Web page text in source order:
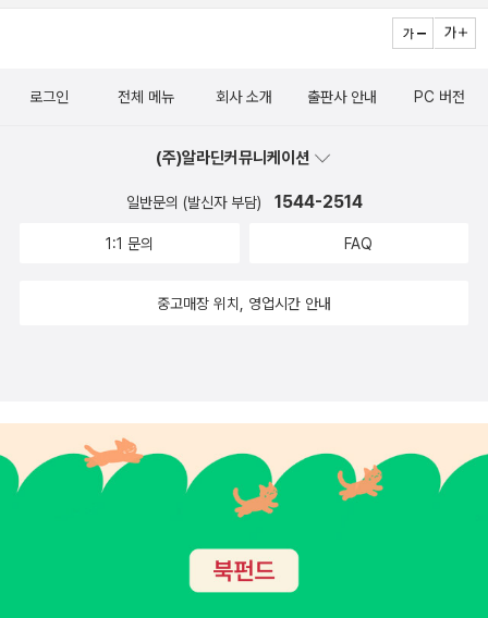
는 두려움이 몰려온다....나의 욕구를 표현하고 다른 사람의 욕구
와 연결될 때 우리는 서로 만족할 수 있게 되고, 서로 만족하는 방
졸업하고, 다시 신학교에 가서 목사가 되었다. 그녀는 가출여자청
의 방향을 그렇게 바꾼 것에 대해 친구들은 의아해했다. 그 길이
분명 힘들 것임을 알기에, 그동안 곱게 자란 그녀가 왜 그런 선택
일 때, 그녀는 가끔씩 나를 찾아와 내가 해주는 밥을 먹으며 쉼터
났다. “친구야, 그동안 고생 많았고, 너 정말 장하다!”
대해야하고, 한 인격체로서 온전히 인정해 줄 때 가능하다는 것이
반드시 필요하는 점을 기억할 필요가 있다.필자의 눈에 띄는 부분
히 공감의 대화를 하라는 말은 근래에 들어와 강하게 다가오는 부
분이다. 저자는 공감을 '당신의 존재라는 선물을 주는 것'이라고
이나 분석, 암시를 하지 않으면서, 자기 이야기를 하거나 뭔가를
는 건 바로 그들의 느낌을 욕구를 들어주는 것이다. 특히 아이 말
은 대개가 침묵이다. 공감을 소리내서 표현하는 게 도움이 되는
것 같아 보이더라도, 상대방의 느낌과 욕구를 말하기보다 속으로
짐작하는 게 중요한다. 짐작은 다른 사람의 느낌과 욕구를 자신이
게 요구하는 것은 대부분 자기들을 있는 그대로 사랑해 달라는 것
장동화, 부모를 위한 책과 사춘기 아이와의 의사소통을 위한 좋은
마음이 아픈데 십대 아이들의 사춘기가 무사히 지나가길 바라고
드 5 제프 키니 지음, 양진성 옮김 / 푸른날개 / 2010년 12월또한
'사춘기' 하면 이번에 나온 윔피키드 5권 역시 빠질 수 없을 듯 하
어지는지 아직 읽지 않았다면 꼭 읽어보기를... 영어 원서로 읽어
그림, 김중곤 감수 / 주니어랜덤 / 2010년 12월 사춘기와 성 - 우
년 12월 케이블카 메이벨 이야기 버지니아 리 버튼 글.그림, 이수
연 옮김 / 키다리 / 2011년 1월 버지니아 리 버튼의 그림책이 새
롭게 나왔나보다. 내가 좋아하는 작가의 책은 전부 다 읽고 싶은
시로미의 좌충우돌 제주올레 1,2권 - 책을 읽고 나중에 꼭 제주올
레 길을 따라 여행을 가며 멋진 추억을 만들고 싶다.무엇을 할까?
나중에 아이에게 선물해야겠다고 했는떼, 그만 깜빡 잊어버린 책
이다. 지금 사려고 하니까, 품절, 영문판 책은 있는데 가격이 역시
주니어에서 나오는 야호! 신나는 체험 시리즈 3권이다. 이번에 나
권도 자연스럽게 알게 되었다.[조지의 우주를 여는 비밀 열쇠],
[조지의 우주보물찾기]는 스티븐 호킹과 소설가인 그의 딸 루시
호킹이 공동으로 쓴 과학모험소설이라고 한다. 처음에 영어 챕터
클릭을 했더니, 이렇게 좋은 책을 발견하게 된 것이다.과학자가
고, 오디오 북이 있으니까 그것을 살까 고민이 된다.구매자 평도
리뷰도 모두 괜찮다니, 제법 두꺼워도 재미있게 읽을 수 있는 책
일 듯 싶다.잭의 미스터리 파일 - 전10권 댄 그린버그 지음, 박수
현 옮김, 잭 E. 데이비스 그림 / 사파리(언어세상.이퍼블릭) 지난
번에 구입한 영어 챕터북 [The Zack Files 30종 Full Set ]의 번
역판. 나머지 20권도 나오면 좋겠다.어린이날을 맞이해서 아이
로그인 전체 메뉴 회사 소개 출판사 안내 PC 버전
(주)알라딘커뮤니케이션
일반문의 (발신자 부담) 1544-2514
1:1 문의 FAQ
중고매장 위치, 영업시간 안내